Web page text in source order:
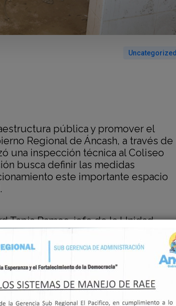
Uncategorized
pública y promover el
Regional de Áncash, a través de
una inspección técnica al Coliseo
busca definir las medidas
este importante espacio
Tapia Ramos, jefe de la Unidad
por encargo del gerente
actual de la obra. Entre las
la falta de equipamiento,
por oxidación de la cobertura